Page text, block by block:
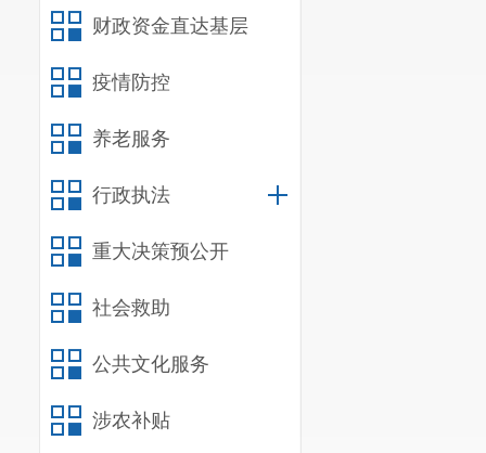
财政资金直达基层
疫情防控
养老服务
行政执法
重大决策预公开
社会救助
公共文化服务
涉农补贴